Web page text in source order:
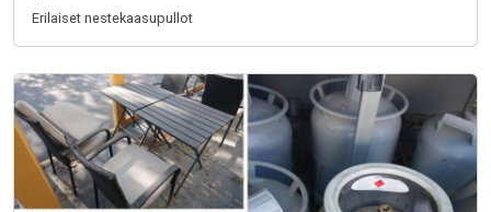
Erilaiset nestekaasupullot